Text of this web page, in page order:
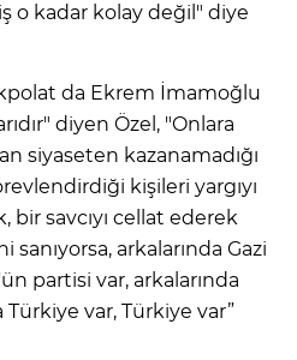
o kadar kolay değil" diye
da Ekrem İmamoğlu
diyen Özel, "Onlara
siyaseten kazanamadığı
kişileri yargıyı
bir savcıyı cellat ederek
arkalarında Gazi
partisi var, arkalarında
var, Türkiye var”